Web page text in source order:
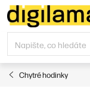
Přejít
na
obsah
Chytré hodinky